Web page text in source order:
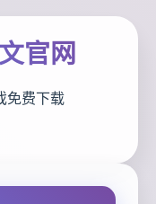
官网
免费下载